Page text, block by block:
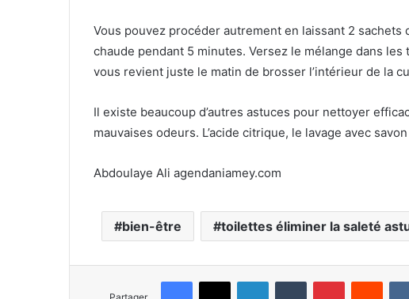
Vous pouvez procéder autrement en laissant 2 sachets
chaude pendant 5 minutes. Versez le mélange dans
vous revient juste le matin de brosser l’intérieur de la
Il existe beaucoup d’autres astuces pour nettoyer
mauvaises odeurs. L’acide citrique, le lavage avec
Abdoulaye Ali agendaniamey.com
bien-être toilettes éliminer la saleté